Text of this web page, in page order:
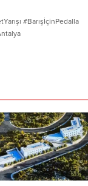
#BarışİçinPedalla